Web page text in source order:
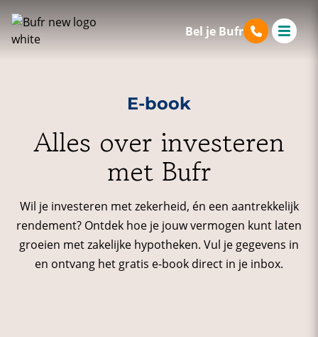
Bel je Bufr
E-book
Alles over investeren
met Bufr
Wil je investeren met zekerheid, én een aantrekkelijk
rendement? Ontdek hoe je jouw vermogen kunt laten
groeien met zakelijke hypotheken. Vul je gegevens in
en ontvang het gratis e-book direct in je inbox.